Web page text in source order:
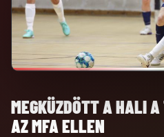
MEGKÜZDÖTT A HALI
AZ MFA ELLEN